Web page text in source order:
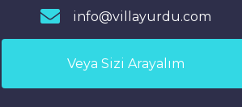
info@villayurdu.com
Veya Sizi Arayalım